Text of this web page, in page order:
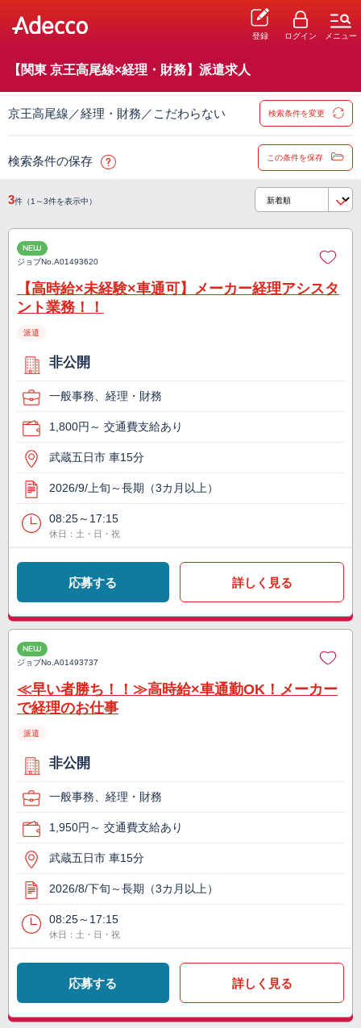
登録 ログイン メニュー
【関東 京王高尾線×経理・財務】派遣求人
京王高尾線／経理・財務／こだわらない 検索条件を変更
検索条件の保存 この条件を保存
3件（1～3件を表示中）
NEW
ジョブNo.A01493620
【高時給×未経験×車通可】メーカー経理アシスタ
ント業務！！
派遣
非公開
一般事務、経理・財務
1,800円～ 交通費支給あり
武蔵五日市 車15分
2026/9/上旬～長期（3カ月以上）
08:25～17:15
休日：土・日・祝
応募する 詳しく見る
NEW
ジョブNo.A01493737
≪早い者勝ち！！≫高時給×車通勤OK！メーカー
で経理のお仕事
派遣
非公開
一般事務、経理・財務
1,950円～ 交通費支給あり
武蔵五日市 車15分
2026/8/下旬～長期（3カ月以上）
08:25～17:15
休日：土・日・祝
応募する 詳しく見る